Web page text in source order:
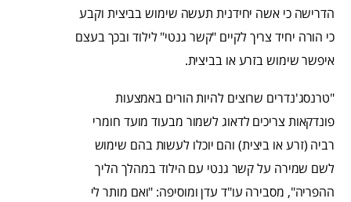
הדרישה כי אשה יחידנית תעשה שימוש בביצית וקבע
כי הורה יחיד צריך לקיים "קשר גנטי" לילוד ובכך בעצם
איפשר שימוש בזרע או בביצית.
"טרנסג'נדרים שרוצים להיות הורים באמצעות
פונדקאות צריכים לדאוג לשמור מבעוד מועד חומרי
רביה (זרע או ביצית) והם יוכלו לעשות בהם שימוש
לשם שמירה על קשר גנטי עם הילוד במהלך הליך
ההפריה", מסבירה עו"ד עדן ומוסיפה: "ואם מותר לי